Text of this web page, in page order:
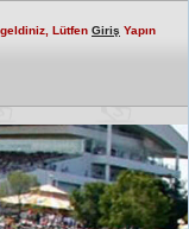
Lütfen Giriş Yapın
×